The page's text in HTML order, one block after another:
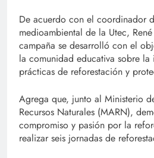
De acuerdo con el coordinador
medioambiental de la Utec,
campaña se desarrolló con el
la comunidad educativa sobre
prácticas de reforestación y
Agrega que, junto al Ministerio
Recursos Naturales (MARN),
compromiso y pasión por la
realizar seis jornadas de